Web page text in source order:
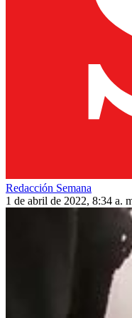
Redacción Semana
1 de abril de 2022, 8:34 a.